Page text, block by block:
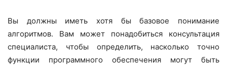
Вы должны иметь хотя бы базовое понимание
алгоритмов. Вам может понадобиться консультация
специалиста, чтобы определить, насколько точно
функции программного обеспечения могут быть